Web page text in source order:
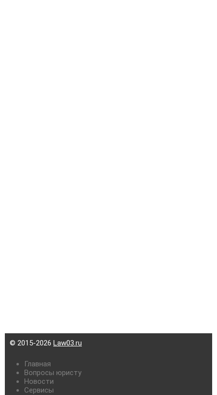
© 2015-2026 Law03.ru
Главная
Вопросы юристу
Новости
Сервисы